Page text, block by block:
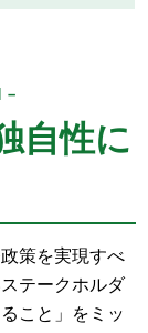
–
自性に
策を実現すべ
テークホルダ
こと」をミッ